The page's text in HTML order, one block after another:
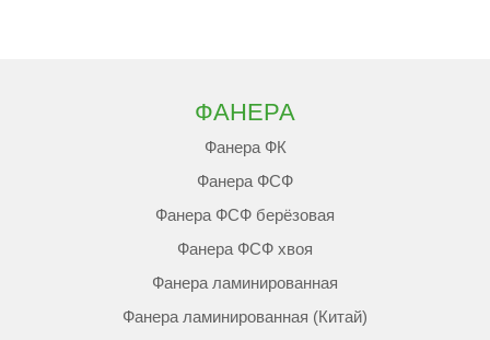
ФАНЕРА
Фанера ФК
Фанера ФСФ
Фанера ФСФ берёзовая
Фанера ФСФ хвоя
Фанера ламинированная
Фанера ламинированная (Китай)